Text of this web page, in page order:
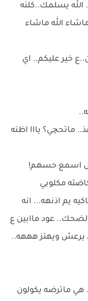
الله يسلمك..كلنه
ماشاء الله ماشاء
خير عليكم.. اي
ماتحچي؟ يااا اظنه
اسمع حسهم!
مكلوبي
يم اذنهه... انه
عود ماابين ع
ويهتز هههه..
هي ماترضه يكولون